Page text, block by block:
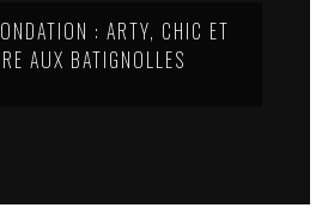
: ARTY, CHIC ET
AUX BATIGNOLLES